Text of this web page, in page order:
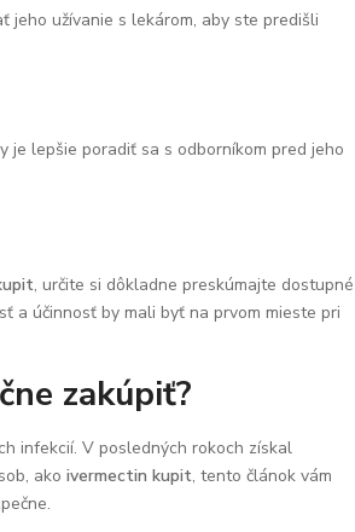
jeho užívanie s lekárom, aby ste predišli
je lepšie poradiť sa s odborníkom pred jeho
, určite si dôkladne preskúmajte dostupné
a účinnosť by mali byť na prvom mieste pri
zakúpiť?
infekcií. V posledných rokoch získal
ako ivermectin kupit, tento článok vám